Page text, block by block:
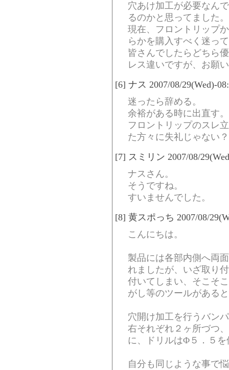
穴あけ加工が必要なん
るのかと思ってました。
現在、フロントリップ
らかを購入すべく迷っ
皆さんでしたらどちら
レス違いですが、お願
[6] ナス 2007/08/29(Wed)-
迷ったら辞める。
余裕がある時に出直す。
フロントリップのスレ
た方々に失礼じゃない？
[7] スミリン 2007/08/
ナスさん。
そうですね。
すいませんでした。
[8] 黄スポっち 2007/08/
こんにちは。
製品には各部内側へ両
れましたが、いざ取り
付いてしまい、そこそ
がし等のツールがある
穴開け加工を行うバン
右それぞれ２ヶ所づつ
に、ドリルはΦ５．５を
自分も同じような事で